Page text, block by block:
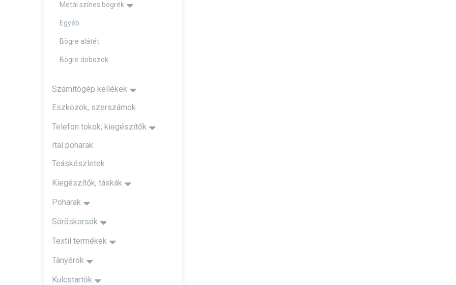
Metál színes bögrék
Egyéb
Bögre alátét
Bögre dobozok
Számítógép kellékek
Eszközök, szerszámok
Telefon tokok, kiegészítők
Ital poharak
Teáskészletek
Kiegészítők, táskák
Poharak
Söröskorsók
Textil termékek
Tányérok
Kulcstartók